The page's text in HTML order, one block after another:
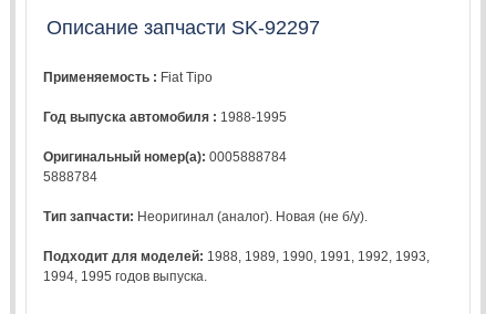
Описание запчасти SK-92297
Применяемость : Fiat Tipo
Год выпуска автомобиля : 1988-1995
Оригинальный номер(а):0005888784
5888784
Тип запчасти: Неоригинал (аналог). Новая (не б/у).
Подходит для моделей: 1988 1989 1990 1991 1992 1993
1994 1995 годов выпуска.